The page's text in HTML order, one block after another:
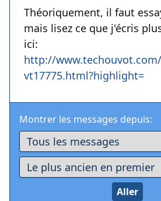
Théoriquement, il faut
mais lisez ce que j'écris
ici:
http://
vt17775.html?highlight=
Montrer les messages depuis: